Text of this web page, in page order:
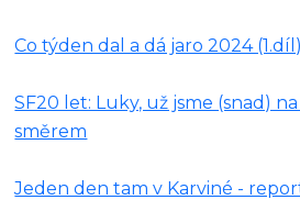
Co týden dal a dá jaro 2024 (1.díl)
SF20 let: Luky, už jsme (snad)
směrem
Jeden den tam v Karviné -